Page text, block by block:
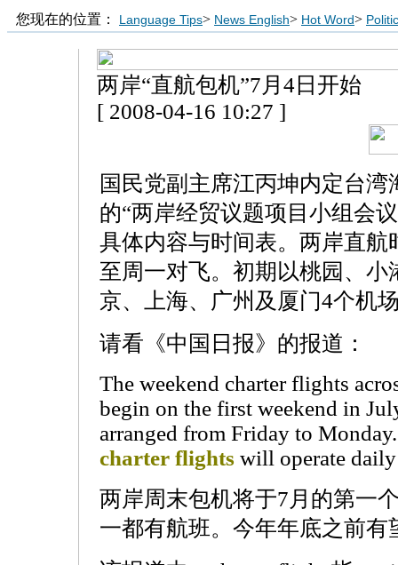
您现在的位置： Language Tips> News English> Hot Word>
两岸“直航包机”7月4日开始
[ 2008-04-16 10:27 ]
国民党副主席江丙坤内定台
的“两岸经贸议题项目小组会
具体内容与时间表。两岸直航
至周一对飞。初期以桃园、
京、上海、广州及厦门4个机
请看《中国日报》的报道：
The weekend charter flights
begin on the first weekend in
arranged from Friday to
charter flights will operate daily
两岸周末包机将于7月的第一
一都有航班。今年年底之前